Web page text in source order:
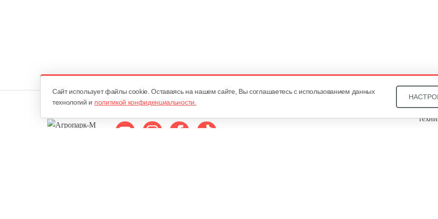
Cайт использует файлы cookie. Оставаясь на нашем сайте, Вы соглашаетесь с использованием данных
технологий и политикой конфиденциальности.